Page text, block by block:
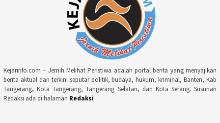
Kejarinfo.com – Jernih Melihat Peristiwa adalah portal berita yang menyajikan
berita aktual dan terkini seputar politik, budaya, hukum, kriminal, Banten, Kab
Tangerang, Kota Tangerang, Tangerang Selatan, dan Kota Serang. Susunan
Redaksi ada di halaman Redaksi